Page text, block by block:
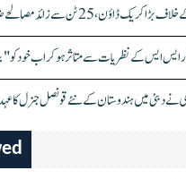
25 ٹن سے زائد مصالحے ضبط، 3 گرفتار
ایس ایس کے نظریات سے متاثر ہو کر اب خود کو
نے دبئی میں ہندوستان کے نئے قونصل جنرل کا